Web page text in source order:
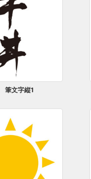
筆文字縦1